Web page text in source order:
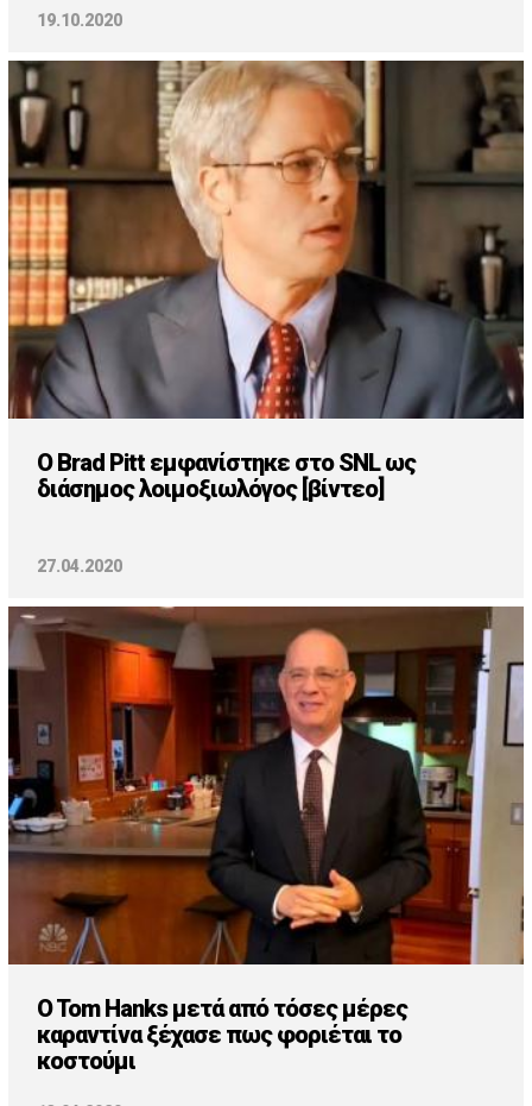
19.10.2020
Ο Brad Pitt εμφανίστηκε στο SNL ως
διάσημος λοιμοξιωλόγος [βίντεο]
27.04.2020
O Tom Hanks μετά από τόσες μέρες
καραντίνα ξέχασε πως φοριέται το
κοστούμι